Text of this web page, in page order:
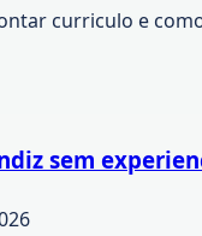
curriculo e
sem